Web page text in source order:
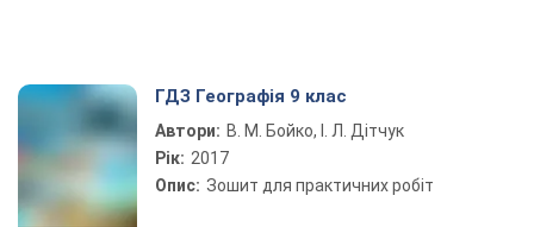
ГДЗ Географія 9 клас
Автори: В. М. Бойко, І. Л. Дітчук
Рік: 2017
Опис: Зошит для практичних робіт